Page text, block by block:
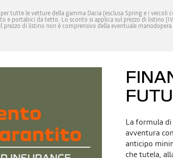
tutte le vetture della gamma Dacia (esclusa Spring e i
e portabici da tetto. Lo sconto si applica sul prezzo di listino
di listino non è comprensivo della eventuale
La formula
avventura
anticipo
che tutela,